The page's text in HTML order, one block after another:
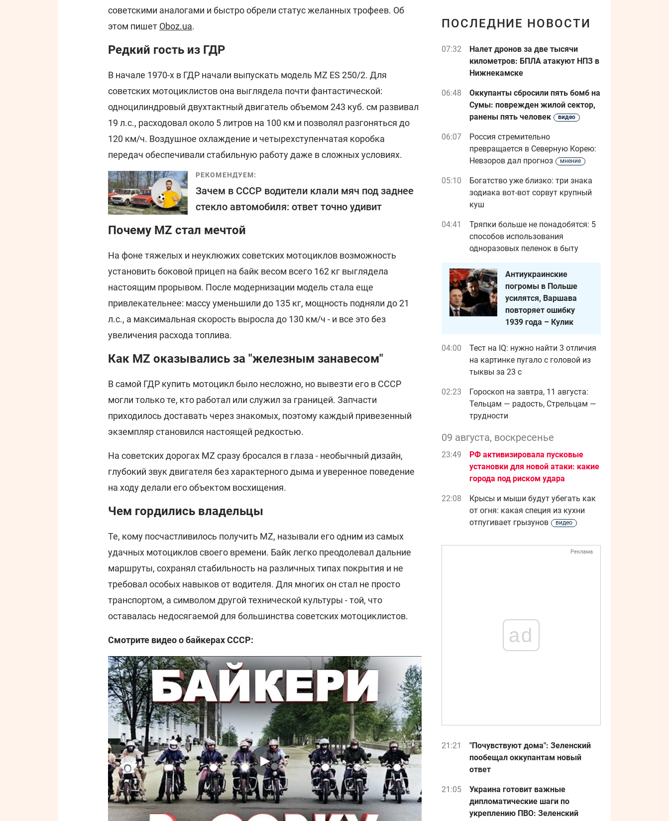
советскими аналогами и быстро обрели статус желанных трофеев. Об
этом пишет Oboz.ua.
Редкий гость из ГДР
В начале 1970-х в ГДР начали выпускать модель MZ ES 250/2. Для
советских мотоциклистов она выглядела почти фантастической:
одноцилиндровый двухтактный двигатель объемом 243 куб. см развивал
19 л.с., расходовал около 5 литров на 100 км и позволял разгоняться до
120 км/ч. Воздушное охлаждение и четырехступенчатая коробка
передач обеспечивали стабильную работу даже в сложных условиях.
РЕКОМЕНДУЕМ:
Зачем в СССР водители клали мяч под заднее
стекло автомобиля: ответ точно удивит
Почему MZ стал мечтой
На фоне тяжелых и неуклюжих советских мотоциклов возможность
установить боковой прицеп на байк весом всего 162 кг выглядела
настоящим прорывом. После модернизации модель стала еще
привлекательнее: массу уменьшили до 135 кг, мощность подняли до 21
л.с., а максимальная скорость выросла до 130 км/ч - и все это без
увеличения расхода топлива.
Как MZ оказывались за "железным занавесом"
В самой ГДР купить мотоцикл было несложно, но вывезти его в СССР
могли только те, кто работал или служил за границей. Запчасти
приходилось доставать через знакомых, поэтому каждый привезенный
экземпляр становился настоящей редкостью.
На советских дорогах MZ сразу бросался в глаза - необычный дизайн,
глубокий звук двигателя без характерного дыма и уверенное поведение
на ходу делали его объектом восхищения.
Чем гордились владельцы
Те, кому посчастливилось получить MZ, называли его одним из самых
удачных мотоциклов своего времени. Байк легко преодолевал дальние
маршруты, сохранял стабильность на различных типах покрытия и не
требовал особых навыков от водителя. Для многих он стал не просто
транспортом, а символом другой технической культуры - той, что
оставалась недосягаемой для большинства советских мотоциклистов.
Смотрите видео о байкерах СССР:
ПОСЛЕДНИЕ НОВОСТИ
07:32
Налет дронов за две тысячи
километров: БПЛА атакуют НПЗ в
Нижнекамске
06:48
Оккупанты сбросили пять бомб на
Сумы: поврежден жилой сектор,
ранены пять человек
видео
06:07
Россия стремительно
превращается в Северную Корею:
Невзоров дал прогноз
мнение
05:10
Богатство уже близко: три знака
зодиака вот-вот сорвут крупный
куш
04:41
Тряпки больше не понадобятся: 5
способов использования
одноразовых пеленок в быту
Антиукраинские
погромы в Польше
усилятся, Варшава
повторяет ошибку
1939 года – Кулик
04:00
Тест на IQ: нужно найти 3 отличия
на картинке пугало с головой из
тыквы за 23 с
02:23
Гороскоп на завтра, 11 августа:
Тельцам — радость, Стрельцам —
трудности
09 августа, воскресенье
23:49
РФ активизировала пусковые
установки для новой атаки: какие
города под риском удара
22:08
Крысы и мыши будут убегать как
от огня: какая специя из кухни
отпугивает грызунов
видео
Реклама
ad
21:21
"Почувствуют дома": Зеленский
пообещал оккупантам новый
ответ
21:05
Украина готовит важные
дипломатические шаги по
укреплению ПВО: Зеленский